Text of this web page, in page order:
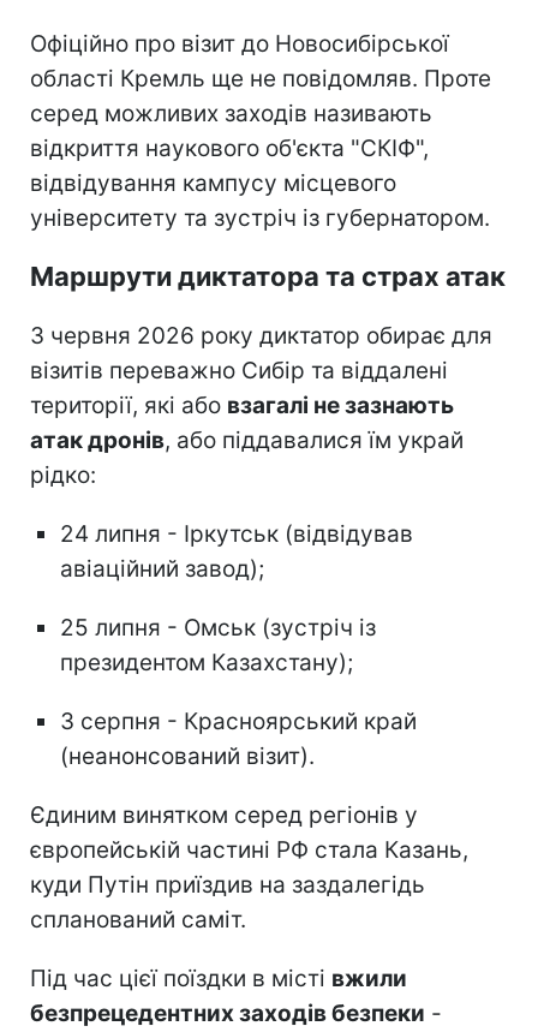
Офіційно про візит до Новосибірської
області Кремль ще не повідомляв. Проте
серед можливих заходів називають
відкриття наукового об'єкта "СКІФ",
відвідування кампусу місцевого
університету та зустріч із губернатором.
Маршрути диктатора та страх атак
З червня 2026 року диктатор обирає для
візитів переважно Сибір та віддалені
території, які або взагалі не зазнають
атак дронів, або піддавалися їм украй
рідко:
24 липня - Іркутськ (відвідував
авіаційний завод);
25 липня - Омськ (зустріч із
президентом Казахстану);
3 серпня - Красноярський край
(неанонсований візит).
Єдиним винятком серед регіонів у
європейській частині РФ стала Казань,
куди Путін приїздив на заздалегідь
спланований саміт.
Під час цієї поїздки в місті вжили
безпрецедентних заходів безпеки -